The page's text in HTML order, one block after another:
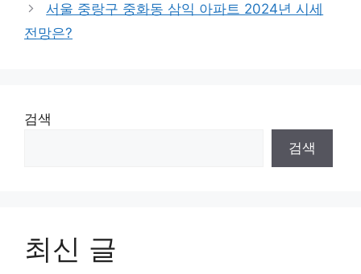
서울 중랑구 중화동 삼익 아파트 2024년 시세
전망은?
검색
검색
최신 글